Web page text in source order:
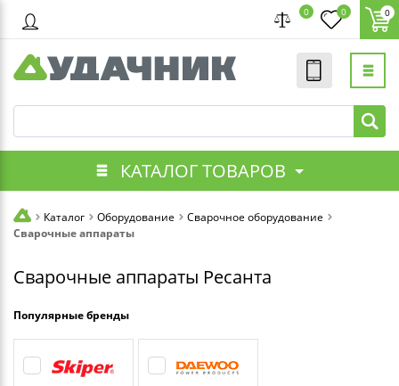
0 0 0
КАТАЛОГ ТОВАРОВ
Каталог Оборудование
Сварочное оборудование
Сварочные аппараты
Сварочные аппараты Ресанта
Популярные бренды